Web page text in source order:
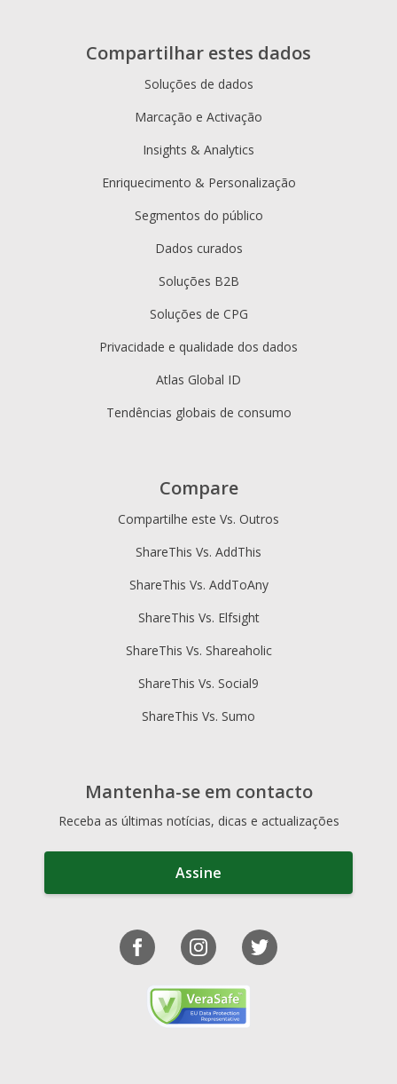
Compartilhar estes dados
Soluções de dados
Marcação e Activação
Insights & Analytics
Enriquecimento & Personalização
Segmentos do público
Dados curados
Soluções B2B
Soluções de CPG
Privacidade e qualidade dos dados
Atlas Global ID
Tendências globais de consumo
Compare
Compartilhe este Vs. Outros
ShareThis Vs. AddThis
ShareThis Vs. AddToAny
ShareThis Vs. Elfsight
ShareThis Vs. Shareaholic
ShareThis Vs. Social9
ShareThis Vs. Sumo
Mantenha-se em contacto
Receba as últimas notícias, dicas e actualizações
Assine